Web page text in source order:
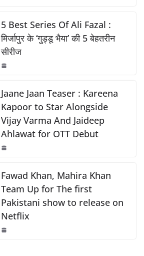
k
y
Li
n
k
e
5 Best Series Of Ali Fazal :
मिर्जापुर के ‘गुड्डू भैया’ की 5 बेहतरीन
सीरीज
Jaane Jaan Teaser : Kareena
Kapoor to Star Alongside
Vijay Varma And Jaideep
Ahlawat for OTT Debut
Fawad Khan, Mahira Khan
Team Up for The first
Pakistani show to release on
Netflix